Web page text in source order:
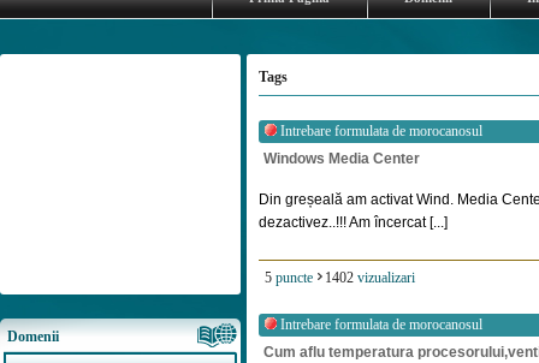
Domenii
Tags
Intrebare formulata de morocanosul
Windows Media Center
Din greșeală am activat Wind. Media
dezactivez..!!! Am încercat [...]
5 puncte 1402 vizualizari
Intrebare formulata de morocanosul
Cum aflu temperatura